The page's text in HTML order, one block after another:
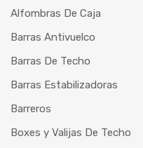
Alfombras De Caja
Barras Antivuelco
Barras De Techo
Barras Estabilizadoras
Barreros
Boxes y Valijas De Techo